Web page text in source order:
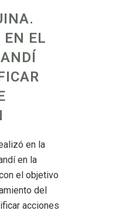
EN EL
en la
en la
el objetivo
del
acciones